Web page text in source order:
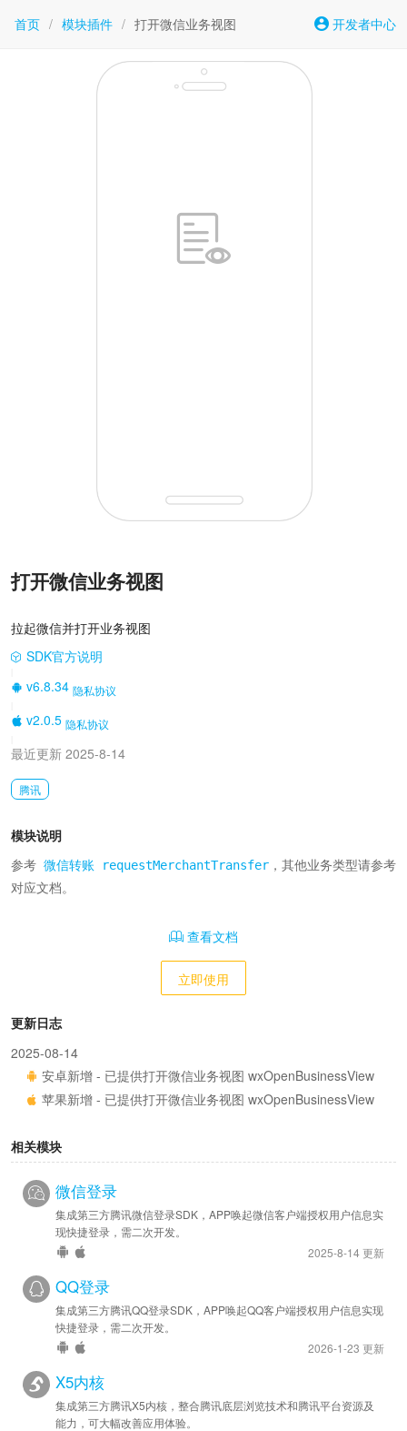
首页 / 模块插件 / 打开微信业务视图 开发者中心
打开微信业务视图
拉起微信并打开业务视图
SDK官方说明
v6.8.34 隐私协议
v2.0.5 隐私协议
最近更新 2025-8-14
腾讯
模块说明
参考 微信转账 requestMerchantTransfer ，其他业务类型请参考
对应文档。
查看文档
立即使用
更新日志
2025-08-14
安卓新增 - 已提供打开微信业务视图 wxOpenBusinessView
苹果新增 - 已提供打开微信业务视图 wxOpenBusinessView
相关模块
微信登录
集成第三方腾讯微信登录SDK，APP唤起微信客户端授权用户信息实
现快捷登录，需二次开发。
2025-8-14 更新
QQ登录
集成第三方腾讯QQ登录SDK，APP唤起QQ客户端授权用户信息实现
快捷登录，需二次开发。
2026-1-23 更新
X5内核
集成第三方腾讯X5内核，整合腾讯底层浏览技术和腾讯平台资源及
能力，可大幅改善应用体验。